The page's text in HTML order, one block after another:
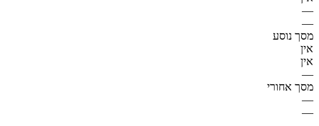
—
—
מסך נוסע
אין
אין
—
מסך אחורי
—
—